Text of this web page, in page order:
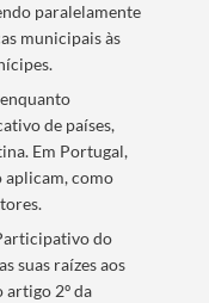
paralelamente
municipais às
de países,
Em Portugal,
aplicam, como
do
suas raízes aos
artigo 2º da